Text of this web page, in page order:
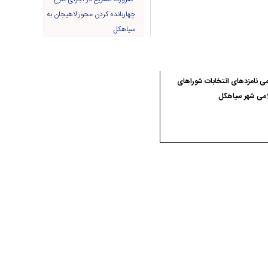
نامزدهای انتخابات شوراهای
شهر سیاهکل
چهاربانده کردن محور لاهیجان به
سیاهکل